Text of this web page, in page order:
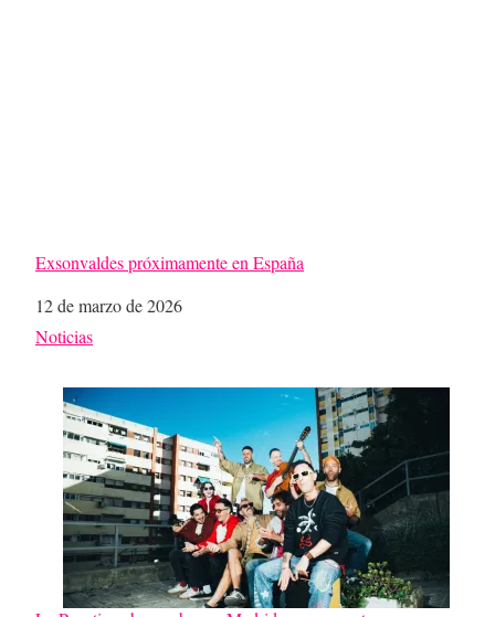
Exsonvaldes próximamente en España
Fecha
12 de marzo de 2026
Respecto a
Noticias